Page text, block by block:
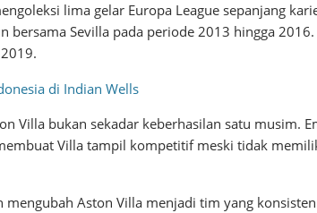
lima gelar Europa League sepanjang
bersama Sevilla pada periode 2013 hingga
di Indian Wells
Villa bukan sekadar keberhasilan satu musim.
Villa tampil kompetitif meski tidak
mengubah Aston Villa menjadi tim yang